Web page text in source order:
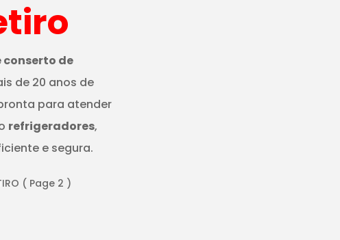
de
de 20 anos de
para atender
refrigeradores,
e segura.
( Page 2 )